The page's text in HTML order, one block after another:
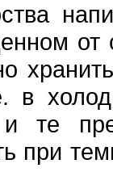
от
те
при